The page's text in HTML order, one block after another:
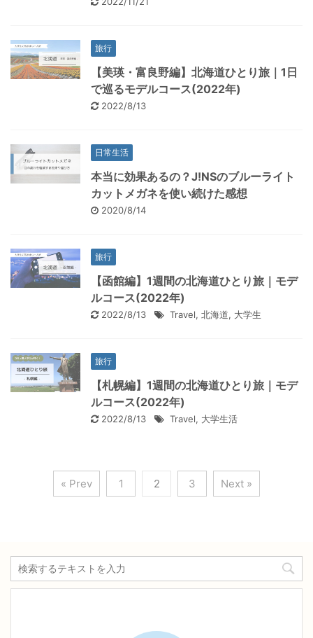
旅行
【美瑛・富良野編】北海道ひとり旅｜1日
で巡るモデルコース(2022年)
2022/8/13
日常生活
本当に効果あるの？J!NSのブルーライト
カットメガネを使い続けた感想
2020/8/14
旅行
【函館編】1週間の北海道ひとり旅｜モデ
ルコース(2022年)
2022/8/13 Travel, 北海道, 大学生
旅行
【札幌編】1週間の北海道ひとり旅｜モデ
ルコース(2022年)
2022/8/13 Travel, 大学生活
« Prev 1 2 3 Next »